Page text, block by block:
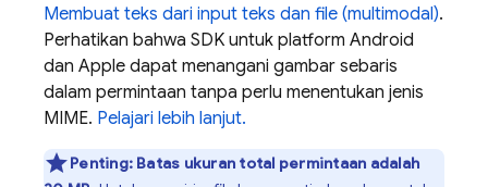
Membuat teks dari input teks dan file (multimodal).
Perhatikan bahwa SDK untuk platform Android
dan Apple dapat menangani gambar sebaris
dalam permintaan tanpa perlu menentukan jenis
MIME. Pelajari lebih lanjut.
Penting: Batas ukuran total permintaan adalah